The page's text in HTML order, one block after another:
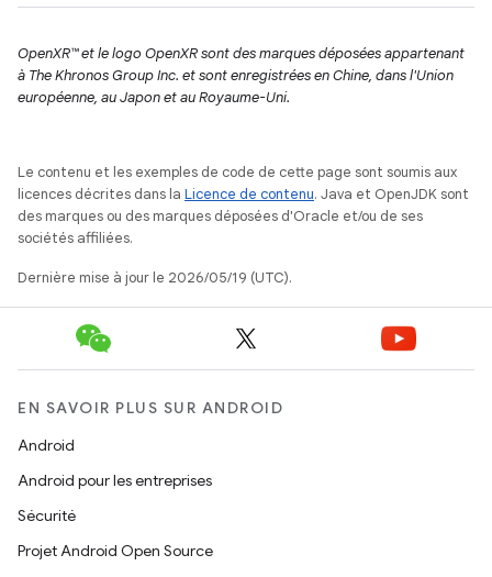
OpenXR™ et le logo OpenXR sont des marques déposées appartenant
à The Khronos Group Inc. et sont enregistrées en Chine, dans l'Union
européenne, au Japon et au Royaume-Uni.
Le contenu et les exemples de code de cette page sont soumis aux
licences décrites dans la Licence de contenu. Java et OpenJDK sont
des marques ou des marques déposées d'Oracle et/ou de ses
sociétés affiliées.
Dernière mise à jour le 2026/05/19 (UTC).
EN SAVOIR PLUS SUR ANDROID
Android
Android pour les entreprises
Sécurité
Projet Android Open Source